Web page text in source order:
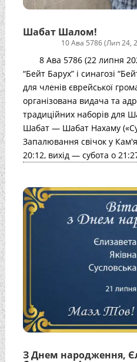
Шабат Шалом!
10 Ава 5786 (Лип 24,
8 Ава 5786 (22 липня
“Бейт Барух” і синагозі
для членів єврейської
організована видача та
традиційних наборів для
Шабат — Шабат Нахаму
Запалювання свічок у
20:12, вихід — субота о
З Днем народження,